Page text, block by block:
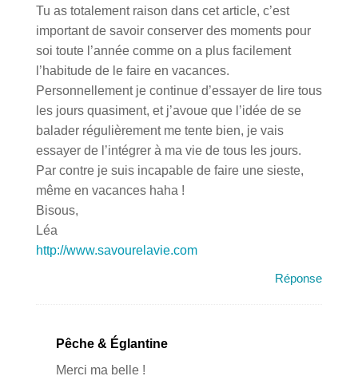
Tu as totalement raison dans cet article, c’est
important de savoir conserver des moments pour
soi toute l’année comme on a plus facilement
l’habitude de le faire en vacances.
Personnellement je continue d’essayer de lire tous
les jours quasiment, et j’avoue que l’idée de se
balader régulièrement me tente bien, je vais
essayer de l’intégrer à ma vie de tous les jours.
Par contre je suis incapable de faire une sieste,
même en vacances haha !
Bisous,
Léa
http://www.savourelavie.com
Réponse
Pêche & Églantine
Merci ma belle !